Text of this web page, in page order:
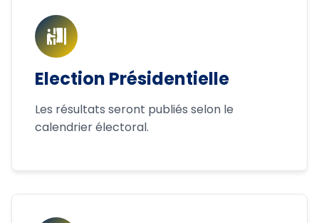
Election Présidentielle
Les résultats seront publiés selon le
calendrier électoral.